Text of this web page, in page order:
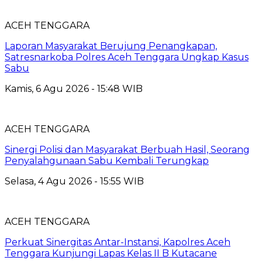
ACEH TENGGARA
Laporan Masyarakat Berujung Penangkapan,
Satresnarkoba Polres Aceh Tenggara Ungkap Kasus
Sabu
Kamis, 6 Agu 2026 - 15:48 WIB
ACEH TENGGARA
Sinergi Polisi dan Masyarakat Berbuah Hasil, Seorang
Penyalahgunaan Sabu Kembali Terungkap
Selasa, 4 Agu 2026 - 15:55 WIB
ACEH TENGGARA
Perkuat Sinergitas Antar-Instansi, Kapolres Aceh
Tenggara Kunjungi Lapas Kelas II B Kutacane